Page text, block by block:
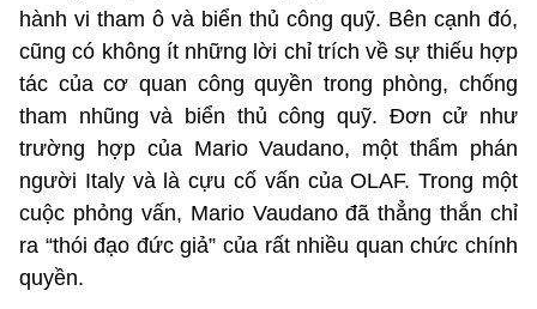
hành vi tham ô và biển thủ công quỹ. Bên cạnh đó,
cũng có không ít những lời chỉ trích về sự thiếu hợp
tác của cơ quan công quyền trong phòng, chống
tham nhũng và biển thủ công quỹ. Đơn cử như
trường hợp của Mario Vaudano, một thẩm phán
người Italy và là cựu cố vấn của OLAF. Trong một
cuộc phỏng vấn, Mario Vaudano đã thẳng thắn chỉ
ra “thói đạo đức giả” của rất nhiều quan chức chính
quyền.